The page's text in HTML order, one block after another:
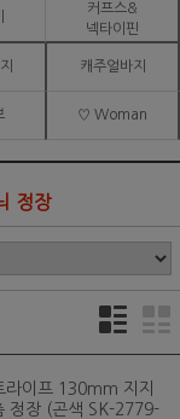
커프스&
넥타이핀
캐주얼바지
♡ Woman
정장
이프 130mm 지지
정장 (곤색 SK-2779-